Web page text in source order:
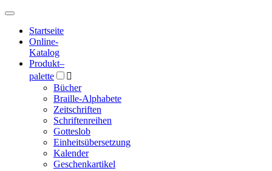
Hauptmenü
Hauptmenü
Startseite
Online-
Katalog
Produkt–
palette

Bücher
Braille-Alphabete
Zeitschriften
Schriftenreihen
Gotteslob
Einheitsübersetzung
Kalender
Geschenkartikel